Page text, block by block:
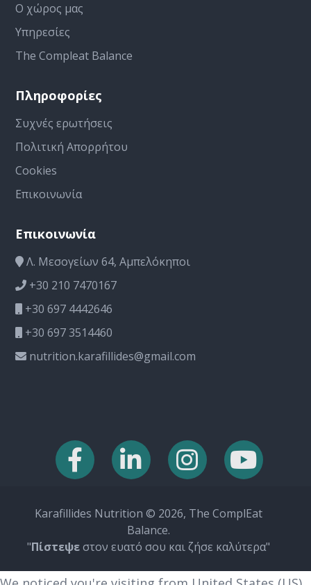
Ο χώρος μας
Υπηρεσίες
The Compleat Balance
Πληροφορίες
Συχνές ερωτήσεις
Πολιτική Απορρήτου
Cookies
Επικοινωνία
Επικοινωνία
Λ. Μεσογείων 64, Αμπελόκηποι
+30 210 7470167
+30 697 4442646
+30 697 3514460
nutrition.karafillides@gmail.com
Karafillides Nutrition © 2026, The ComplEat
Balance.
"Πίστεψεστον ευατό σου και ζήσε καλύτερα"